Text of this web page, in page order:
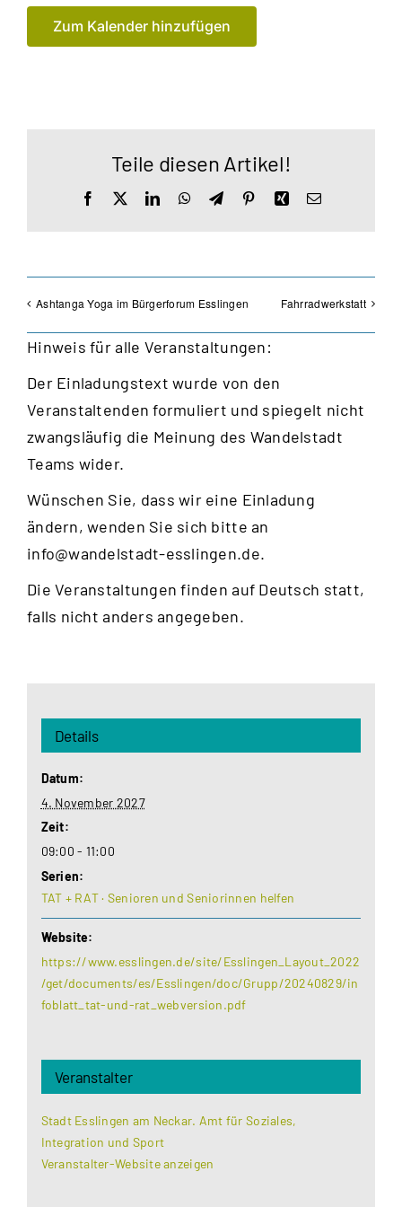
Zum Kalender hinzufügen
Teile diesen Artikel!
Facebook LinkedInWhatsApp
TelegramPinterestXingE-
Ashtanga Yoga im Bürgerforum Esslingen Fahrradwerkstatt
Hinweis für alle Veranstaltungen:
Der Einladungstext wurde von den
Veranstaltenden formuliert und spiegelt nicht
zwangsläufig die Meinung des Wandelstadt
Teams wider.
Wünschen Sie, dass wir eine Einladung
ändern, wenden Sie sich bitte an
info@wandelstadt-esslingen.de.
Die Veranstaltungen finden auf Deutsch statt,
falls nicht anders angegeben.
Details
Datum:
4. November 2027
Zeit:
09:00 - 11:00
Serien:
TAT + RAT · Senioren und Seniorinnen helfen
Website:
https://www.esslingen.de/site/Esslingen_Layout_2022
/get/documents/es/Esslingen/doc/Grupp/20240829/in
foblatt_tat-und-rat_webversion.pdf
Veranstalter
Stadt Esslingen am Neckar. Amt für Soziales,
Integration und Sport
Veranstalter-Website anzeigen